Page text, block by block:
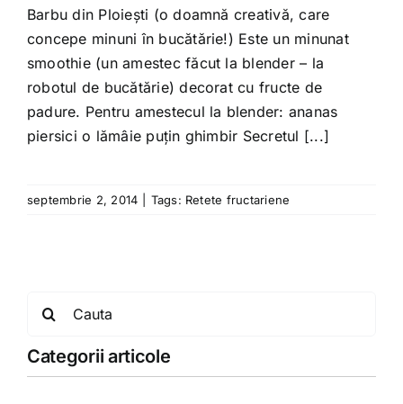
Barbu din Ploiești (o doamnă creativă, care
concepe minuni în bucătărie!) Este un minunat
smoothie (un amestec făcut la blender – la
robotul de bucătărie) decorat cu fructe de
padure. Pentru amestecul la blender: ananas
piersici o lămâie puțin ghimbir Secretul [...]
septembrie 2, 2014 Tags: Retete fructariene
Categorii articole